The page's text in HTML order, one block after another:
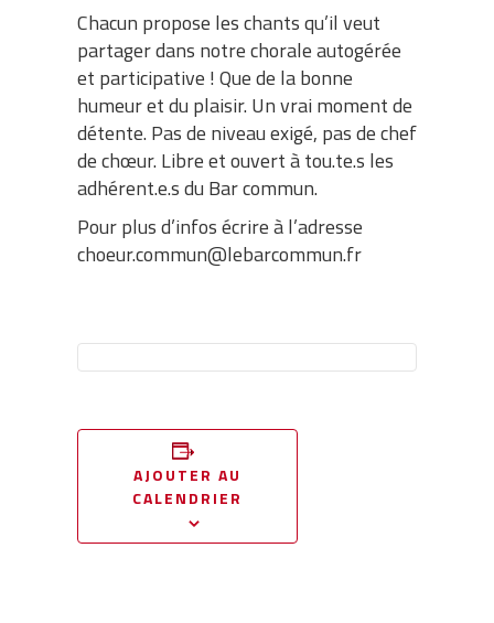
Chacun propose les chants qu’il veut
partager dans notre chorale autogérée
et participative ! Que de la bonne
humeur et du plaisir. Un vrai moment de
détente. Pas de niveau exigé, pas de chef
de chœur. Libre et ouvert à tou.te.s les
adhérent.e.s du Bar commun.
Pour plus d’infos écrire à l’adresse
choeur.commun@lebarcommun.fr
AJOUTER AU
CALENDRIER